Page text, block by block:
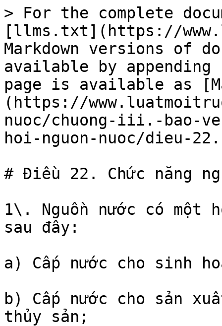
> For the complete
[llms.txt](https://
Markdown versions of
available by
page is available as
(https://
nuoc/chuong-iii.-bao-
hoi-nguon-nuoc/dieu-
# Điều 22. Chức năng
1\. Nguồn nước có một
sau đây:
a) Cấp nước cho sinh
b) Cấp nước cho sản
thủy sản;